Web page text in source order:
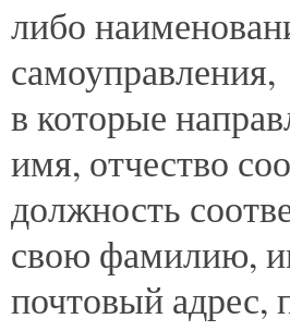
либо
самоуправления,
в которые
имя, отчество
должность
свою фамилию,
почтовый адрес,